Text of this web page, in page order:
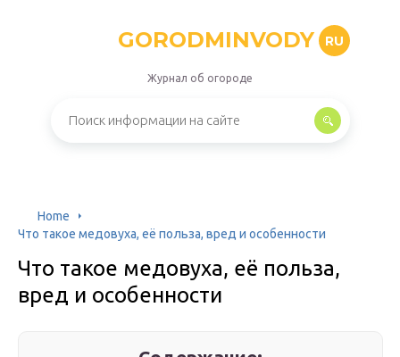
GORODMINVODY RU
Журнал об огороде
Home
Что такое медовуха, её польза, вред и особенности
Что такое медовуха, её польза,
вред и особенности